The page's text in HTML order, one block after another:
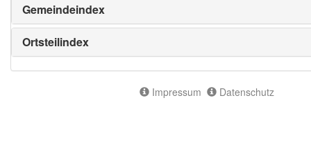
Gemeindeindex
Ortsteilindex
Impressum Datenschutz